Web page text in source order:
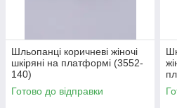
Шльопанці коричневі жіночі
шкіряні на платформі (3552-
140)
Готово до відправки